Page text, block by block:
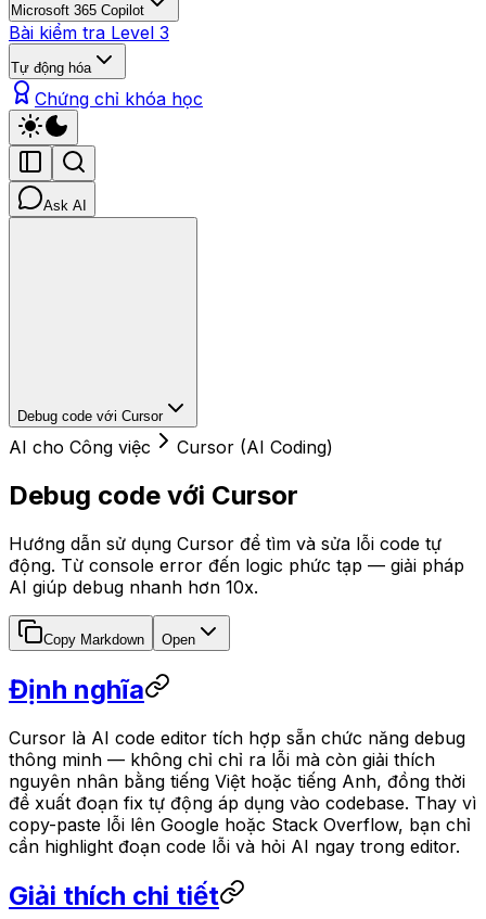
Microsoft 365 Copilot
Bài kiểm tra Level 3
Tự động hóa
Chứng chỉ khóa học
Ask AI
Debug code với Cursor
AI cho Công việc Cursor (AI Coding)
Debug code với Cursor
Hướng dẫn sử dụng Cursor để tìm và sửa lỗi code tự
động. Từ console error đến logic phức tạp — giải pháp
AI giúp debug nhanh hơn 10x.
Copy Markdown Open
Định nghĩa
Cursor là AI code editor tích hợp sẵn chức năng debug
thông minh — không chỉ chỉ ra lỗi mà còn giải thích
nguyên nhân bằng tiếng Việt hoặc tiếng Anh, đồng thời
đề xuất đoạn fix tự động áp dụng vào codebase. Thay vì
copy-paste lỗi lên Google hoặc Stack Overflow, bạn chỉ
cần highlight đoạn code lỗi và hỏi AI ngay trong editor.
Giải thích chi tiết